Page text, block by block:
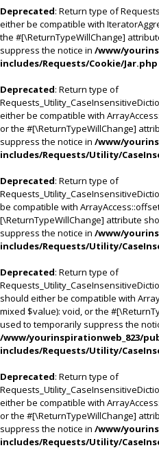
Deprecated: Return type of
either be compatible with
the #[\ReturnTypeWillChange]
suppress the notice in /www/
includes/Requests/Cookie/Jar.php
Deprecated: Return type of
either be compatible with
or the #[\ReturnTypeWillChange]
suppress the notice in /www/
includes/Requests/Utility/
Deprecated: Return type of
be compatible with
[\ReturnTypeWillChange] attribute
suppress the notice in /www/
includes/Requests/Utility/
Deprecated: Return type of
should either be compatible with
mixed $value): void, or the
used to temporarily suppress the
/www/yourinspirationweb_823/
includes/Requests/Utility/
Deprecated: Return type of
either be compatible with
or the #[\ReturnTypeWillChange]
suppress the notice in /www/
includes/Requests/Utility/